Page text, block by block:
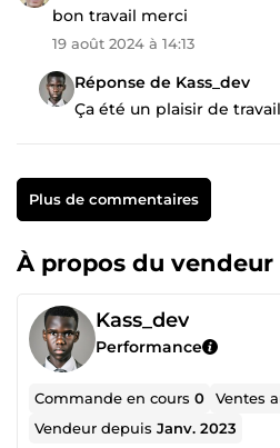
bon travail merci
19 août 2024 à 14:13
Réponse de Kass_dev
Ça été un plaisir de
Plus de commentaires
À propos du vendeur
Kass_dev
Performance
Commande en cours0 Ventes
Vendeur depuisJanv. 2023